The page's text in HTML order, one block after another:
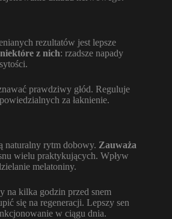
rezultatów jest lepsze
z nich: rzadsze napady
prawdziwy głód. Reguluje
za łaknienie.
naturalny rytm dobowy. Zauważa
wielu praktykujących. Wpływ
melatoniny.
na kilka godzin przed snem
się na regeneracji. Lepszy sen
w ciągu dnia.